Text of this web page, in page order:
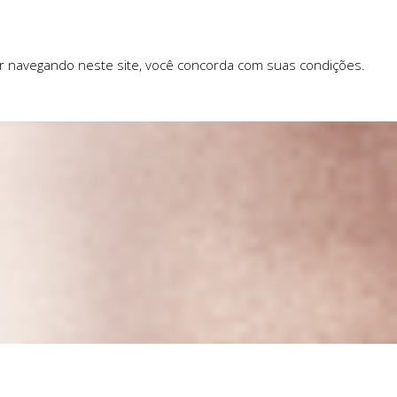
neste site, você concorda com suas condições.